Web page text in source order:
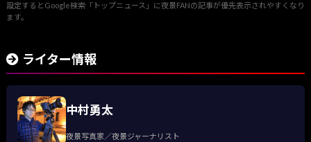
設定するとGoogle検索「トップニュース」に夜景FANの記事が優先表示されやすくなり
ます。
ライター情報
中村勇太
夜景写真家／夜景ジャーナリスト